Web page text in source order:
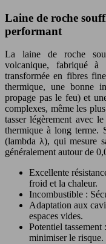
Laine de roche
performant
La laine de roche
volcanique, fabriqué
transformée en fibres
thermique, une bonne
propage pas le feu) et
complexes, même les
tasser légèrement avec
thermique à long terme.
(lambda λ), qui mesure
généralement autour de
Excellente
froid et la chaleur.
Incombustible :
Adaptation aux
espaces vides.
Potentiel
minimiser le risque.